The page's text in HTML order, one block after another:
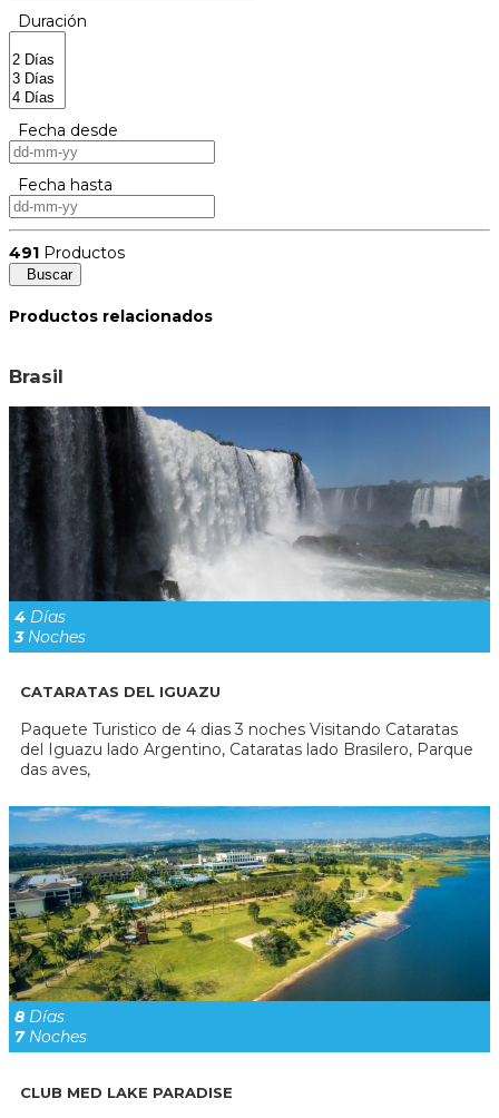
Duración
Fecha desde
Fecha hasta
491 Productos
Buscar
Productos relacionados
Brasil
4 Días
3Noches
CATARATAS DEL IGUAZU
Paquete Turistico de 4 dias 3 noches Visitando Cataratas
del Iguazu lado Argentino, Cataratas lado Brasilero, Parque
das aves,
8 Días
7Noches
CLUB MED LAKE PARADISE